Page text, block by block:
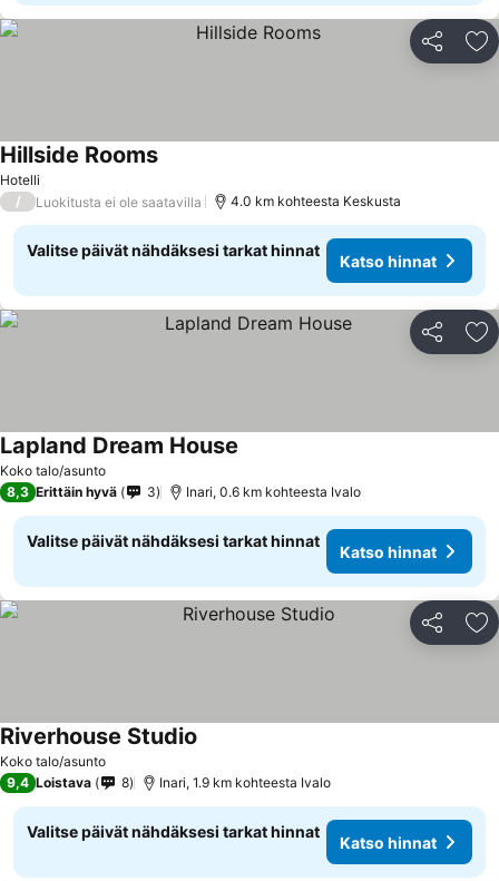
Jaa
Hotelli
Hillside RoomsKatso hinnat
/ Luokitusta ei ole saatavilla 4.0 km kohteesta Keskusta
Valitse päivät nähdäksesi tarkat hinnat
Katso hinnat
Jaa
Koko talo/asunto
Lapland Dream House
8,3 Erittäin hyvä 3 Inari, 0.6 km kohteesta Ivalo
Valitse päivät nähdäksesi tarkat hinnat
Katso hinnat
Jaa
Koko talo/asunto
Riverhouse Studio
9,4 Loistava 8 Inari, 1.9 km kohteesta Ivalo
Valitse päivät nähdäksesi tarkat hinnat
Katso hinnat